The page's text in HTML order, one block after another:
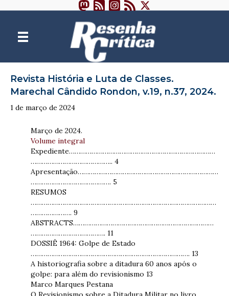
Revista História e Luta de Classes.
Marechal Cândido Rondon, v.19, n.37, 2024.
1 de março de 2024
Março de 2024.
Volume integral
Expediente……………………………………………………………………
…………………………………….. 4
Apresentação…………………………………………………………………
……………………………………. 5
RESUMOS
………………………………………………………………………………………
…………………. 9
ABSTRACTS…………………………………………………………………
…………………………………. 11
DOSSIÊ 1964: Golpe de Estado
…………………………………………………………………………. 13
A historiografia sobre a ditadura 60 anos após o
golpe: para além do revisionismo 13
Marco Marques Pestana